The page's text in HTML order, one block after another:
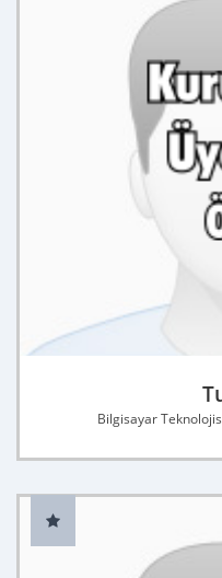
Bilgisayar